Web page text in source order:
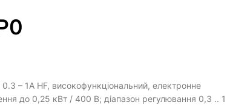
– 1A HF, високофункціональний, електронне
до 0,25 кВт / 400 В; діапазон регулювання 0,3 .. 1